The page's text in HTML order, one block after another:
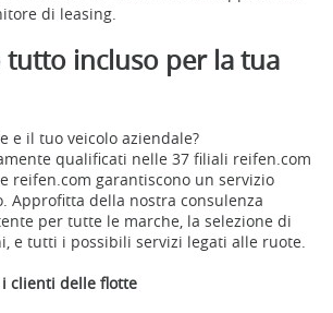
di leasing.
tutto incluso per la tua
e il tuo veicolo aziendale?
qualificati nelle 37 filiali reifen.com
reifen.com garantiscono un servizio
Approfitta della nostra consulenza
per tutte le marche, la selezione di
e tutti i possibili servizi legati alle ruote.
clienti delle flotte